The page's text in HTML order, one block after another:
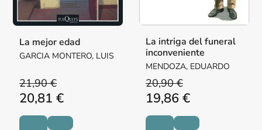
La mejor edad
GARCIA MONTERO, LUIS
21,90 €
20,81 €
La intriga del funeral
inconveniente
MENDOZA, EDUARDO
20,90 €
19,86 €